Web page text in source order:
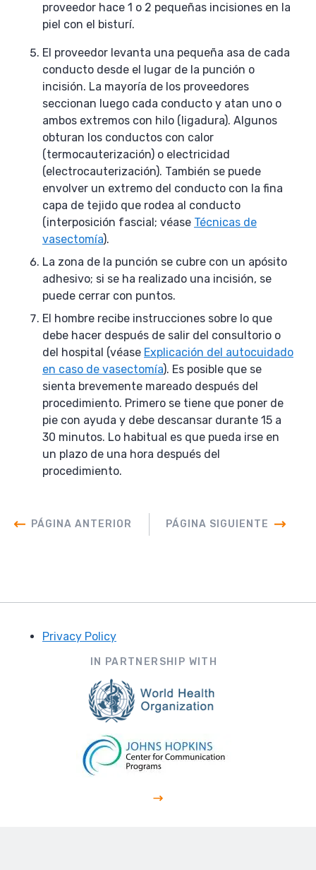
proveedor hace 1 o 2 pequeñas incisiones en la
piel con el bisturí.
El proveedor levanta una pequeña asa de cada
conducto desde el lugar de la punción o
incisión. La mayoría de los proveedores
seccionan luego cada conducto y atan uno o
ambos extremos con hilo (ligadura). Algunos
obturan los conductos con calor
(termocauterización) o electricidad
(electrocauterización). También se puede
envolver un extremo del conducto con la fina
capa de tejido que rodea al conducto
(interposición fascial; véase Técnicas de
vasectomía).
La zona de la punción se cubre con un apósito
adhesivo; si se ha realizado una incisión, se
puede cerrar con puntos.
El hombre recibe instrucciones sobre lo que
debe hacer después de salir del consultorio o
del hospital (véase Explicación del autocuidado
en caso de vasectomía). Es posible que se
sienta brevemente mareado después del
procedimiento. Primero se tiene que poner de
pie con ayuda y debe descansar durante 15 a
30 minutos. Lo habitual es que pueda irse en
un plazo de una hora después del
procedimiento.
PÁGINA ANTERIOR PÁGINA SIGUIENTE
Privacy Policy
IN PARTNERSHIP WITH